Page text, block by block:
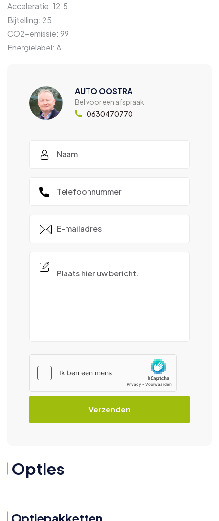
Acceleratie: 12.5
Bijtelling: 25
CO2-emissie: 99
Energielabel: A
AUTO OOSTRA
Bel voor een afspraak
0630470770
Verzenden
Opties
Optiepakketten